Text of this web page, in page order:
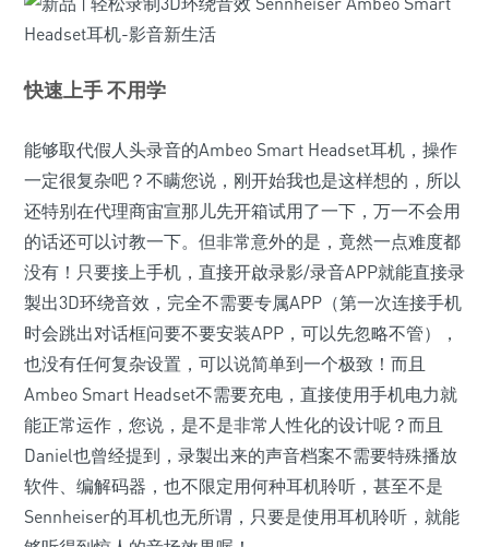
快速上手 不用学
能够取代假人头录音的Ambeo Smart Headset耳机，操作
一定很复杂吧？不瞒您说，刚开始我也是这样想的，所以
还特别在代理商宙宣那儿先开箱试用了一下，万一不会用
的话还可以讨教一下。但非常意外的是，竟然一点难度都
没有！只要接上手机，直接开啟录影/录音APP就能直接录
製出3D环绕音效，完全不需要专属APP（第一次连接手机
时会跳出对话框问要不要安装APP，可以先忽略不管），
也没有任何复杂设置，可以说简单到一个极致！而且
Ambeo Smart Headset不需要充电，直接使用手机电力就
能正常运作，您说，是不是非常人性化的设计呢？而且
Daniel也曾经提到，录製出来的声音档案不需要特殊播放
软件、编解码器，也不限定用何种耳机聆听，甚至不是
Sennheiser的耳机也无所谓，只要是使用耳机聆听，就能